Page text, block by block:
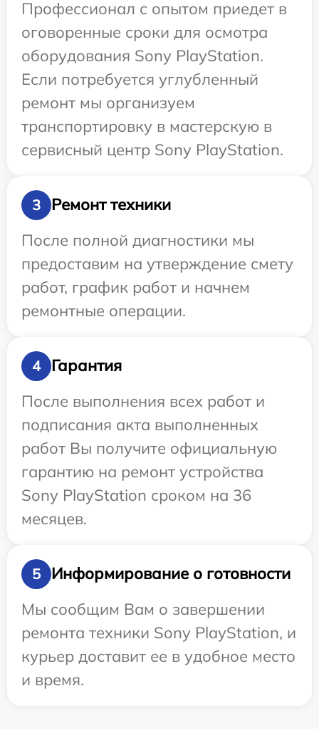
Профессионал с опытом приедет в
оговоренные сроки для осмотра
оборудования Sony PlayStation.
Если потребуется углубленный
ремонт мы организуем
транспортировку в мастерскую в
сервисный центр Sony PlayStation.
3
Ремонт техники
После полной диагностики мы
предоставим на утверждение смету
работ, график работ и начнем
ремонтные операции.
4
Гарантия
После выполнения всех работ и
подписания акта выполненных
работ Вы получите официальную
гарантию на ремонт устройства
Sony PlayStation сроком на 36
месяцев.
5
Информирование о готовности
Мы сообщим Вам о завершении
ремонта техники Sony PlayStation, и
курьер доставит ее в удобное место
и время.